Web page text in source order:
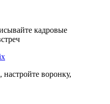
кадровые
воронку,